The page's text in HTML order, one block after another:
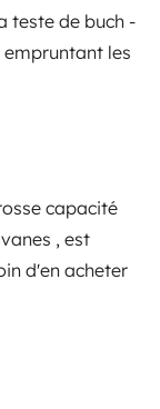
teste de buch -
empruntant les
capacité
, est
d'en acheter
, je l'ai
long pour 2.87
sur les
vos
La Teste-